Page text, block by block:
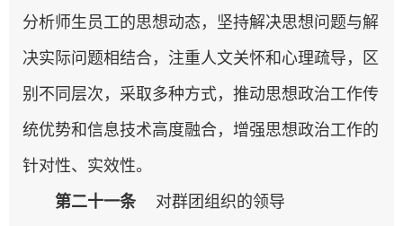
分析师生员工的思想动态，坚持解决思想问题与解
决实际问题相结合，注重人文关怀和心理疏导，区
别不同层次，采取多种方式，推动思想政治工作传
统优势和信息技术高度融合，增强思想政治工作的
针对性、实效性。
第二十一条 对群团组织的领导